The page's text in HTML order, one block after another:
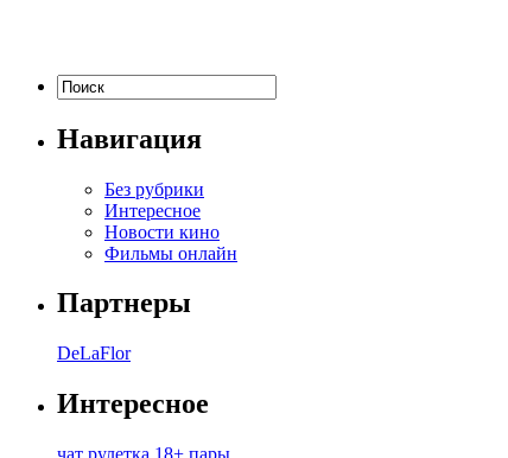
Навигация
Без рубрики
Интересное
Новости кино
Фильмы онлайн
Партнеры
DeLaFlor
Интересное